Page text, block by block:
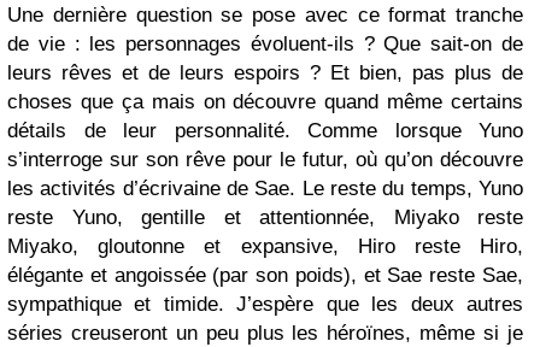
Une dernière question se pose avec ce format tranche
de vie : les personnages évoluent-ils ? Que sait-on de
leurs rêves et de leurs espoirs ? Et bien, pas plus de
choses que ça mais on découvre quand même certains
détails de leur personnalité. Comme lorsque Yuno
s’interroge sur son rêve pour le futur, où qu’on découvre
les activités d’écrivaine de Sae. Le reste du temps, Yuno
reste Yuno, gentille et attentionnée, Miyako reste
Miyako, gloutonne et expansive, Hiro reste Hiro,
élégante et angoissée (par son poids), et Sae reste Sae,
sympathique et timide. J’espère que les deux autres
séries creuseront un peu plus les héroïnes, même si je